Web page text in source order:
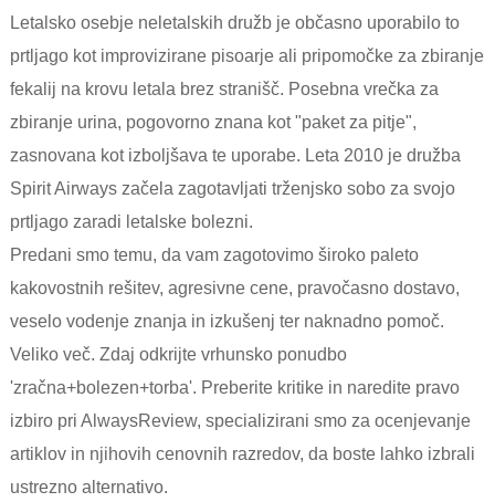
Letalsko osebje neletalskih družb je občasno uporabilo to
prtljago kot improvizirane pisoarje ali pripomočke za zbiranje
fekalij na krovu letala brez stranišč. Posebna vrečka za
zbiranje urina, pogovorno znana kot "paket za pitje",
zasnovana kot izboljšava te uporabe. Leta 2010 je družba
Spirit Airways začela zagotavljati trženjsko sobo za svojo
prtljago zaradi letalske bolezni.
Predani smo temu, da vam zagotovimo široko paleto
kakovostnih rešitev, agresivne cene, pravočasno dostavo,
veselo vodenje znanja in izkušenj ter naknadno pomoč.
Veliko več. Zdaj odkrijte vrhunsko ponudbo
'zračna+bolezen+torba'. Preberite kritike in naredite pravo
izbiro pri AlwaysReview, specializirani smo za ocenjevanje
artiklov in njihovih cenovnih razredov, da boste lahko izbrali
ustrezno alternativo.